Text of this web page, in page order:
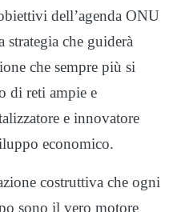
dell’agenda ONU
strategia che guiderà
che sempre più si
di reti ampie e
e innovatore
economico.
costruttiva che ogni
sono il vero motore